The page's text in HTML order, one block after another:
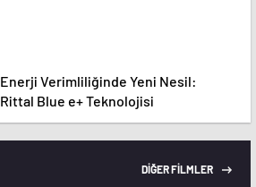
Enerji Verimliliğinde Yeni Nesil:
Rittal Blue e+ Teknolojisi
DİĞER FİLMLER